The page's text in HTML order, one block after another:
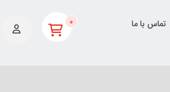
تماس با ما 0